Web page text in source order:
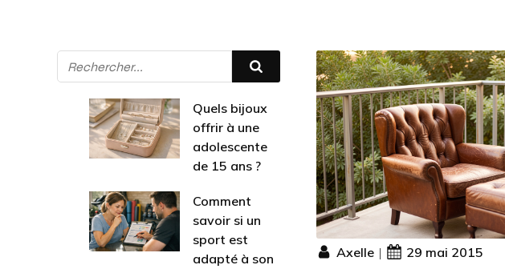
Quels bijoux
offrir à une
adolescente
de 15 ans ?
Comment
savoir si un
sport est
adapté à son
Axelle | 29 mai 2015